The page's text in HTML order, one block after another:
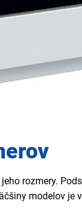
rozmery.
modelov je